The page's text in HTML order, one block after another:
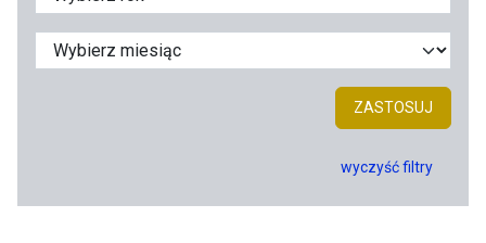
ZASTOSUJ
wyczyść filtry